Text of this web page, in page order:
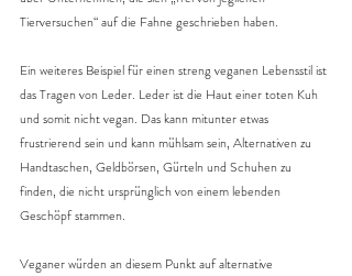
Tierversuchen“ auf die Fahne geschrieben haben.
Ein weiteres Beispiel für einen streng veganen Lebensstil ist
das Tragen von Leder. Leder ist die Haut einer toten Kuh
und somit nicht vegan. Das kann mitunter etwas
frustrierend sein und kann mühlsam sein, Alternativen zu
Handtaschen, Geldbörsen, Gürteln und Schuhen zu
finden, die nicht ursprünglich von einem lebenden
Geschöpf stammen.
Veganer würden an diesem Punkt auf alternative